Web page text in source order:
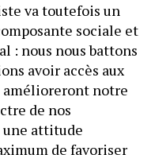
va toutefois un
sociale et
: nous nous battons
avoir accès aux
amélioreront notre
de nos
une attitude
de favoriser